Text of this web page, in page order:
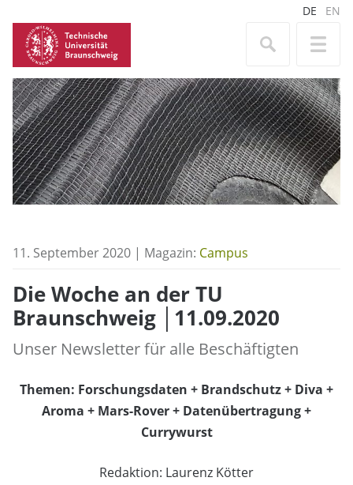
DE EN
11. September 2020 | Magazin: Campus
Die Woche an der TU
Braunschweig │11.09.2020
Unser Newsletter für alle Beschäftigten
Themen: Forschungsdaten + Brandschutz + Diva +
Aroma + Mars-Rover + Datenübertragung +
Currywurst
Redaktion: Laurenz Kötter